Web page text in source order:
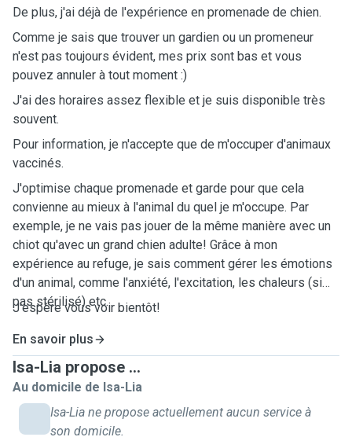
De plus, j'ai déjà de l'expérience en promenade de chien.
Comme je sais que trouver un gardien ou un promeneur
n'est pas toujours évident, mes prix sont bas et vous
pouvez annuler à tout moment :)
J'ai des horaires assez flexible et je suis disponible très
souvent.
Pour information, je n'accepte que de m'occuper d'animaux
vaccinés.
J'optimise chaque promenade et garde pour que cela
convienne au mieux à l'animal du quel je m'occupe. Par
exemple, je ne vais pas jouer de la même manière avec un
chiot qu'avec un grand chien adulte! Grâce à mon
expérience au refuge, je sais comment gérer les émotions
d'un animal, comme l'anxiété, l'excitation, les chaleurs (si
pas stérilisé) etc.
J'espère vous voir bientôt!
En savoir plus
Isa-Lia propose ...
Au domicile de Isa-Lia
Isa-Lia ne propose actuellement aucun service à
son domicile.